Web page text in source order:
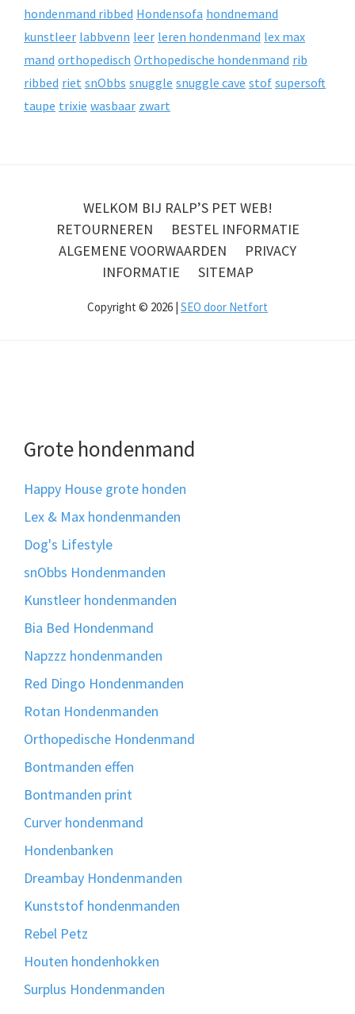
hondenmand ribbed Hondensofa hondnemand
kunstleer labbvenn leer leren hondenmand lex max
mand orthopedisch Orthopedische hondenmand rib
ribbed riet snObbs snuggle snuggle cave stof supersoft
taupe trixie wasbaar zwart
WELKOM BIJ RALP’S PET WEB!
RETOURNEREN
BESTEL INFORMATIE
ALGEMENE VOORWAARDEN
PRIVACY
INFORMATIE
SITEMAP
Copyright © 2026 | SEO door Netfort
Grote hondenmand
Happy House grote honden
Lex & Max hondenmanden
Dog's Lifestyle
snObbs Hondenmanden
Kunstleer hondenmanden
Bia Bed Hondenmand
Napzzz hondenmanden
Red Dingo Hondenmanden
Rotan Hondenmanden
Orthopedische Hondenmand
Bontmanden effen
Bontmanden print
Curver hondenmand
Hondenbanken
Dreambay Hondenmanden
Kunststof hondenmanden
Rebel Petz
Houten hondenhokken
Surplus Hondenmanden